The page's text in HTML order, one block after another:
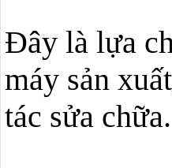
Đây là lựa
máy sản
tác sửa chữa.